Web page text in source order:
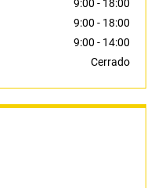
9:00 - 18:00
9:00 - 18:00
9:00 - 14:00
Cerrado